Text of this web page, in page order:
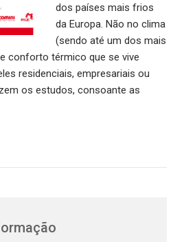
dos países mais frios
da Europa. Não no clima
(sendo até um dos mais
conforto térmico que se vive
residenciais, empresariais ou
os estudos, consoante as